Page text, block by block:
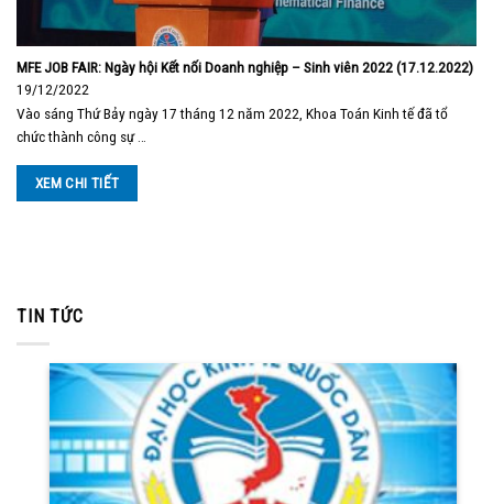
MFE JOB FAIR: Ngày hội Kết nối Doanh nghiệp – Sinh viên 2022 (17.12.2022)
19/12/2022
Vào sáng Thứ Bảy ngày 17 tháng 12 năm 2022, Khoa Toán Kinh tế đã tổ
chức thành công sự …
XEM CHI TIẾT
TIN TỨC